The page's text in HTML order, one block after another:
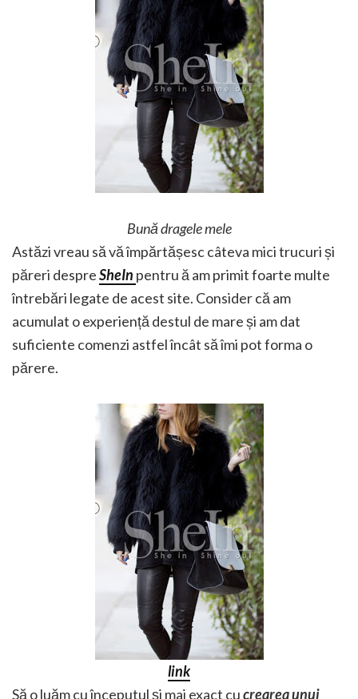
Bună dragele mele
Astăzi vreau să vă împărtășesc câteva mici trucuri și
păreri despreSheIn pentru ă am primit foarte multe
întrebări legate de acest site. Consider că am
acumulat o experiență destul de mare și am dat
suficiente comenzi astfel încât să îmi pot forma o
părere.
link
Să o luăm cu începutul și mai exact cucrearea unui